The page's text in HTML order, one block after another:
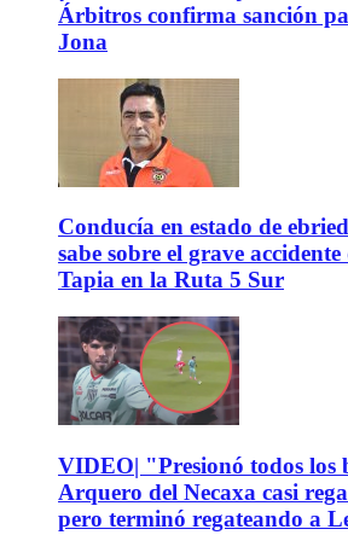
Árbitros confirma sanción
Jona
Conducía en estado de
sabe sobre el grave accidente
Tapia en la Ruta 5 Sur
VIDEO| "Presionó todos los
Arquero del Necaxa casi
pero terminó regateando a